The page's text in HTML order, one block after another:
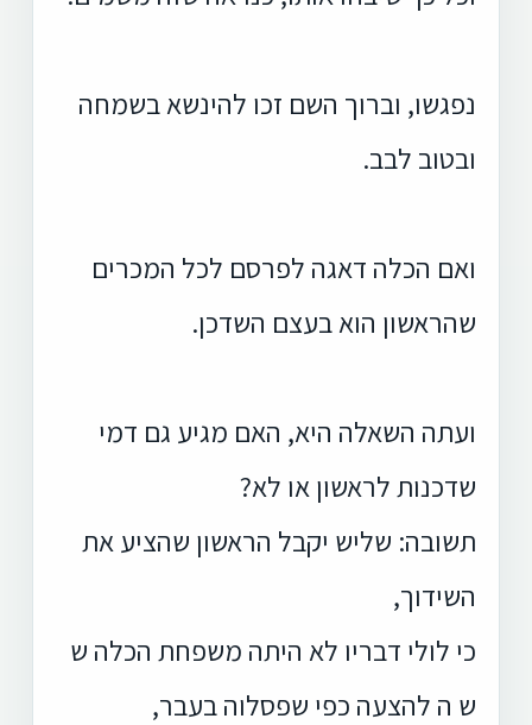
נפגשו, וברוך השם זכו להינשא בשמחה
ובטוב לבב.
ואם הכלה דאגה לפרסם לכל המכרים
שהראשון הוא בעצם השדכן.
ועתה השאלה היא, האם מגיע גם דמי
שדכנות לראשון או לא?
תשובה: שליש יקבל הראשון שהציע את
השידוך,
כי לולי דבריו לא היתה משפחת הכלה ש
ש ה להצעה כפי שפסלוה בעבר,